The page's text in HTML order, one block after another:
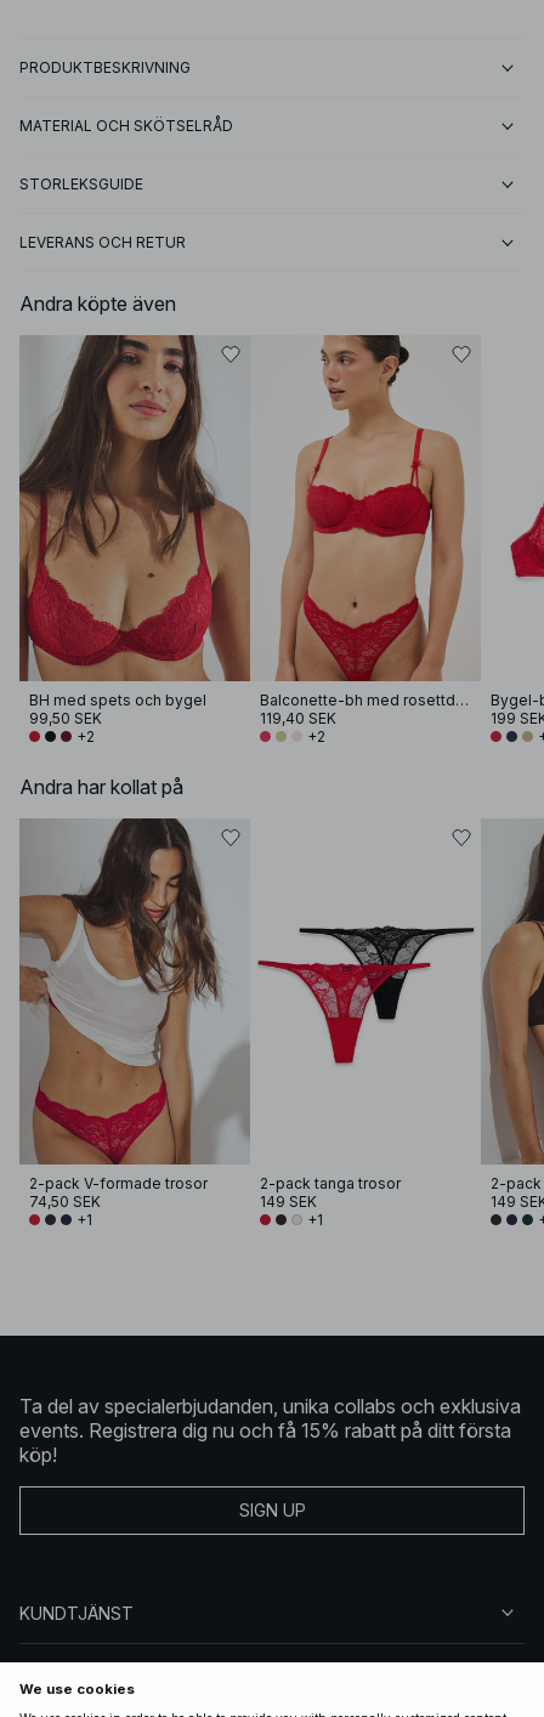
PRODUKTBESKRIVNING
MATERIAL OCH SKÖTSELRÅD
STORLEKSGUIDE
LEVERANS OCH RETUR
Andra köpte även
BH med spets och bygel
99,50 SEK
+2
Balconette-bh med rosettdetalj
119,40 SEK
+2
Bygel-
199
Andra har kollat på
2-pack V-formade trosor
74,50 SEK
+1
2-pack tanga trosor
149 SEK
+1
2-
149
Ta del av specialerbjudanden, unika collabs och exklusiva
events. Registrera dig nu och få 15% rabatt på ditt första
köp!
SIGN UP
KUNDTJÄNST